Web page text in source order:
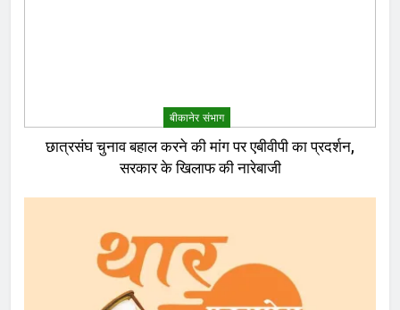
बीकानेर संभाग
छात्रसंघ चुनाव बहाल करने की मांग पर एबीवीपी का प्रदर्शन,
सरकार के खिलाफ की नारेबाजी